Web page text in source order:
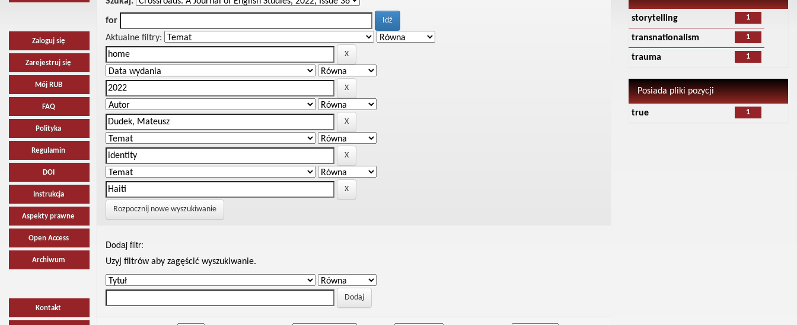
Zaloguj się
Zarejestruj się
Mój RUB
FAQ
Polityka
Regulamin
DOI
Instrukcja
Aspekty prawne
Open Access
Archiwum
Kontakt
for
Aktualne filtry:
Rozpocznij nowe wyszukiwanie
Dodaj filtr:
Uzyj filtrów aby zagęścić wyszukiwanie.
1
storytelling
1
transnationalism
1
trauma
Posiada pliki pozycji
1
true